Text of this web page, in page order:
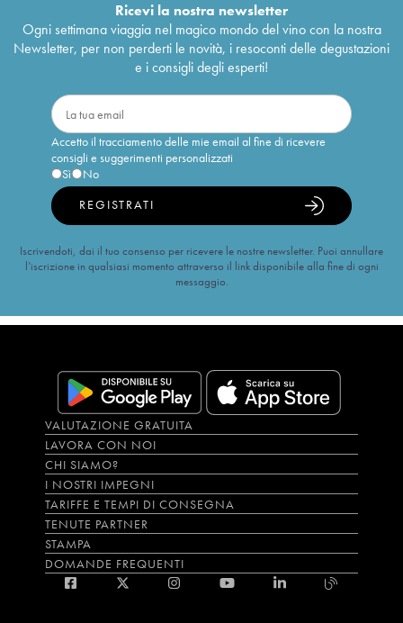
Ricevi la nostra newsletter
Ogni settimana viaggia nel magico mondo del vino con la nostra
Newsletter, per non perderti le novità, i resoconti delle degustazioni
e i consigli degli esperti!
Accetto il tracciamento delle mie email al fine di ricevere
consigli e suggerimenti personalizzati
Sì
No
REGISTRATI
Iscrivendoti, dai il tuo consenso per ricevere le nostre newsletter. Puoi annullare
l’iscrizione in qualsiasi momento attraverso il link disponibile alla fine di ogni
messaggio.
VALUTAZIONE GRATUITA
LAVORA CON NOI
CHI SIAMO?
I NOSTRI IMPEGNI
TARIFFE E TEMPI DI CONSEGNA
TENUTE PARTNER
STAMPA
DOMANDE FREQUENTI